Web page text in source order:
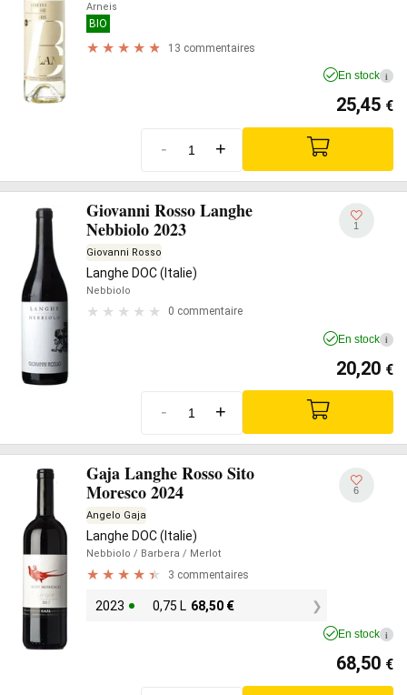
Arneis
BIO
13 commentaires
En stock i
25,45 €
- +
Giovanni Rosso Langhe
Nebbiolo 2023
Giovanni Rosso
Langhe DOC (Italie)
Nebbiolo
0 commentaire
1
En stock i
20,20 €
- +
Gaja Langhe Rosso Sito
Moresco 2024
Angelo Gaja
Langhe DOC (Italie)
Nebbiolo / Barbera / Merlot
3 commentaires
2023 0,75 L 68,50 €
6
En stock i
68,50 €